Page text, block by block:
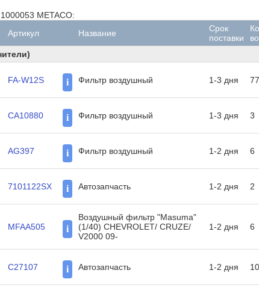
METACO:
Артикул Название
Срок
поставки
во
FA-W12S i Фильтр воздушный 1-3 дня 77
CA10880 i Фильтр воздушный 1-3 дня 3
AG397 i Фильтр воздушный 1-2 дня 6
7101122SX i Автозапчасть 1-2 дня 2
MFAA505 i
Воздушный фильтр "Masuma"
(1/40) CHEVROLET/ CRUZE/
V2000 09-
1-2 дня 6
C27107 i Автозапчасть 1-2 дня 10